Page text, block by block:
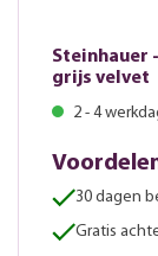
Steinhauer
grijs velvet
2 - 4
30 dagen
Gratis